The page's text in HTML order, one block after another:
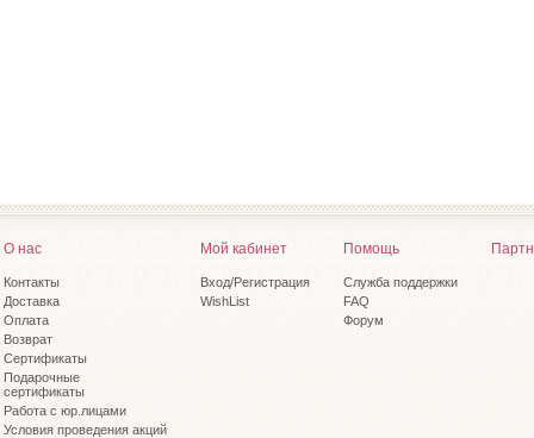
О нас
Контакты
Доставка
Оплата
Возврат
Сертификаты
Подарочные
сертификаты
Работа с юр.лицами
Условия проведения акций
Мой кабинет
Вход/Регистрация
WishList
Помощь
Служба поддержки
FAQ
Форум